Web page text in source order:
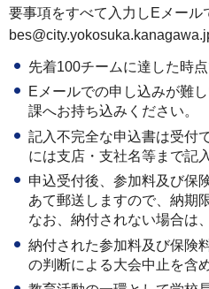
要事項をすべて入力しEメール
先着100チームに達した時点
Eメールでの申し込みが難
課へお持ち込みください。
記入不完全な申込書は受付
には支店・支社名等まで記
申込受付後、参加料及び保
あて郵送しますので、納期
なお、納付されない場合は
納付された参加料及び保険
の判断による大会中止を含